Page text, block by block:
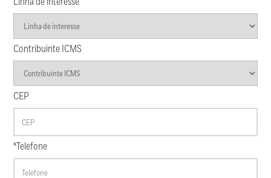
Linha de interesse
Contribuinte ICMS
CEP
*Telefone